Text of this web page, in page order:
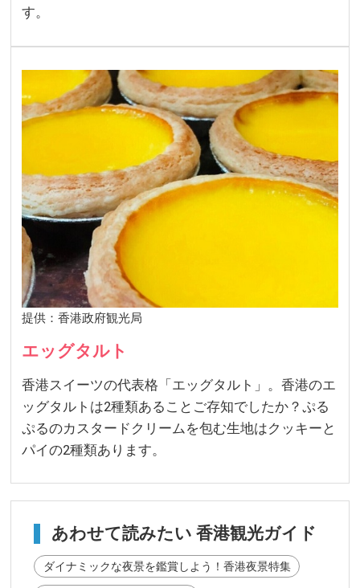
す。
提供：香港政府観光局
エッグタルト
香港スイーツの代表格「エッグタルト」。香港のエ
ッグタルトは2種類あることご存知でしたか？ぷる
ぷるのカスタードクリームを包む生地はクッキーと
パイの2種類あります。
あわせて読みたい 香港観光ガイド
ダイナミックな夜景を鑑賞しよう！香港夜景特集